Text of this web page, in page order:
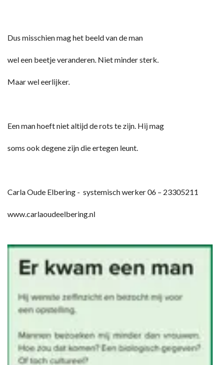
Dus misschien mag het beeld van de man
wel een beetje veranderen. Niet minder sterk.
Maar wel eerlijker.
Een man hoeft niet altijd de rots te zijn. Hij mag
soms ook degene zijn die ertegen leunt.
Carla Oude Elbering - systemisch werker 06 – 23305211
www.carlaoudeelbering.nl